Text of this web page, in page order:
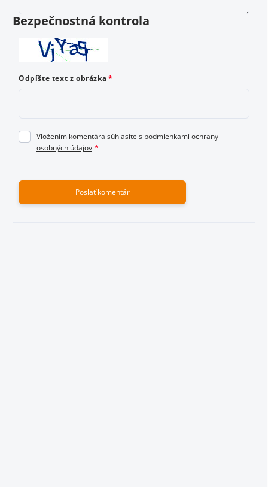
Bezpečnostná kontrola
Odpíšte text z obrázka
Vložením komentára súhlasíte s podmienkami ochrany
osobných údajov
Poslať komentár